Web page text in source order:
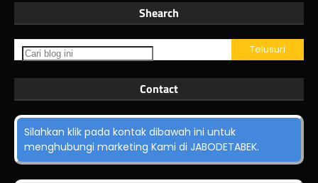
Shearch
Contact
Silahkan klik pada kontak dibawah ini untuk
menghubungi marketing Kami di JABODETABEK.